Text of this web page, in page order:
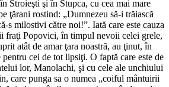
Stroieşti şi în Stupca, cu cea mai mare
ţărani rostind: „Dumnezeu să-i trăiască
s milostivi către noi!”. Iată care este cauza
fraţi Popovici, în timpul nevoii celei grele,
atât de amar ţara noastră, au ţinut, în
pentru cei de tot lipsiţi. O faptă care este de
lor, Manolachi, şi cu cele ale unchiului
care punga sa o numea „coiful mântuirii